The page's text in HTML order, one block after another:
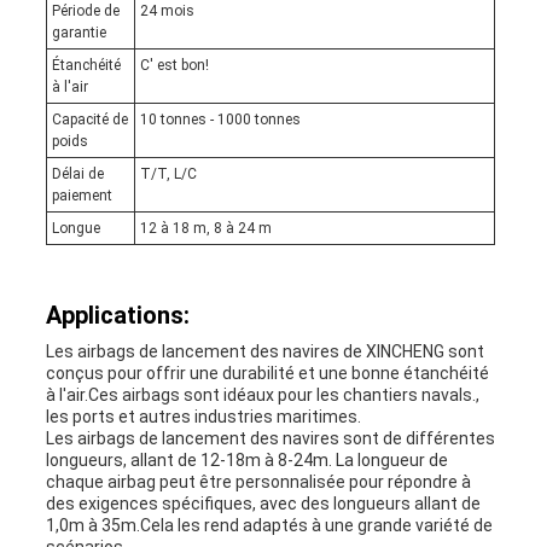
Période de
garantie
24 mois
Étanchéité
à l'air
C' est bon!
Capacité de
poids
10 tonnes - 1000 tonnes
Délai de
paiement
T/T, L/C
Longue 12 à 18 m, 8 à 24 m
Applications:
Les airbags de lancement des navires de XINCHENG sont
conçus pour offrir une durabilité et une bonne étanchéité
à l'air.Ces airbags sont idéaux pour les chantiers navals.,
les ports et autres industries maritimes.
Les airbags de lancement des navires sont de différentes
longueurs, allant de 12-18m à 8-24m. La longueur de
chaque airbag peut être personnalisée pour répondre à
des exigences spécifiques, avec des longueurs allant de
1,0m à 35m.Cela les rend adaptés à une grande variété de